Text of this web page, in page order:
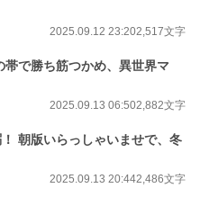
2025.09.12 23:202,517文字
で勝ち筋つかめ、異世界マ
2025.09.13 06:502,882文字
朝版いらっしゃいませで、冬
2025.09.13 20:442,486文字